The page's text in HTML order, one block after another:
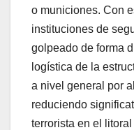
o municiones. Con
instituciones de
golpeado de forma
logística de la
a nivel general por
reduciendo
terrorista en el